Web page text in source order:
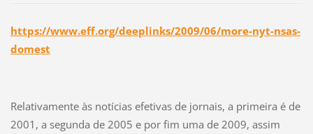
https://www.eff.org/deeplinks/2009/06/more-nyt-nsas-
domest
Relativamente às notícias efetivas de jornais, a primeira é de
2001, a segunda de 2005 e por fim uma de 2009, assim